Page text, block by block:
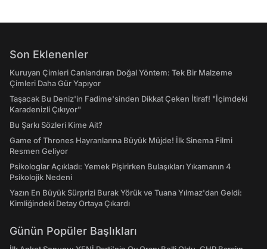
Son Eklenenler
Kuruyan Çimleri Canlandıran Doğal Yöntem: Tek Bir Malzeme
Çimleri Daha Gür Yapıyor
Taşacak Bu Deniz'in Fadime'sinden Dikkat Çeken İtiraf! "İçimdeki
Karadenizli Çıkıyor"
Bu Şarkı Sözleri Kime Ait?
Game of Thrones Hayranlarına Büyük Müjde! İlk Sinema Filmi
Resmen Geliyor
Psikologlar Açıkladı: Yemek Pişirirken Bulaşıkları Yıkamanın 4
Psikolojik Nedeni
Yazın En Büyük Sürprizi Burak Yörük ve Tuana Yılmaz'dan Geldi:
Kimliğindeki Detay Ortaya Çıkardı
Günün Popüler Başlıkları